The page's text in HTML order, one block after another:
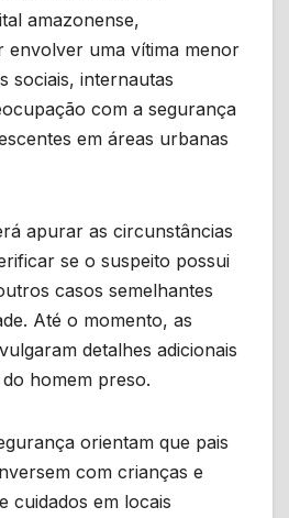
amazonense,
envolver uma vítima menor
sociais, internautas
com a segurança
em áreas urbanas
apurar as circunstâncias
se o suspeito possui
casos semelhantes
Até o momento, as
detalhes adicionais
homem preso.
orientam que pais
com crianças e
cuidados em locais